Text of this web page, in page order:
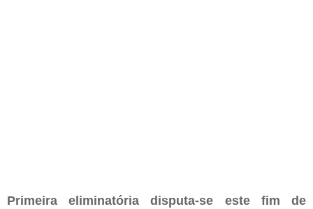
Primeira eliminatória disputa-se este fim de